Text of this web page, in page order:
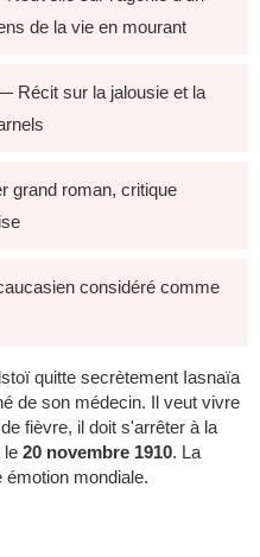
de la vie en mourant
Récit sur la jalousie et la
grand roman, critique
considéré comme
quitte secrètement Iasnaïa
de son médecin. Il veut vivre
fièvre, il doit s'arrêter à la
le 20 novembre 1910. La
émotion mondiale.